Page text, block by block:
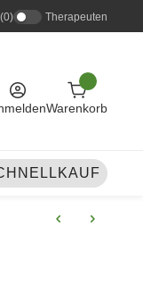
(0) Therapeuten
in der Liste
Warenkorb
TIERE